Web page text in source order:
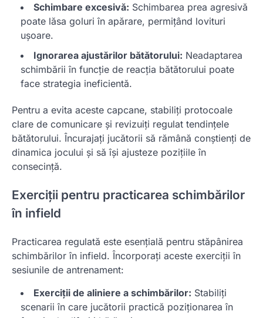
Schimbare excesivă: Schimbarea prea agresivă
poate lăsa goluri în apărare, permițând lovituri
ușoare.
Ignorarea ajustărilor bătătorului: Neadaptarea
schimbării în funcție de reacția bătătorului poate
face strategia ineficientă.
Pentru a evita aceste capcane, stabiliți protocoale
clare de comunicare și revizuiți regulat tendințele
bătătorului. Încurajați jucătorii să rămână conștienți de
dinamica jocului și să își ajusteze pozițiile în
consecință.
Exerciții pentru practicarea schimbărilor
în infield
Practicarea regulată este esențială pentru stăpânirea
schimbărilor în infield. Încorporați aceste exerciții în
sesiunile de antrenament:
Exerciții de aliniere a schimbărilor: Stabiliți
scenarii în care jucătorii practică poziționarea în